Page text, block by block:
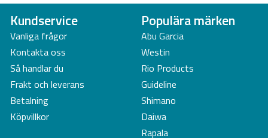
Kundservice
Vanliga frågor
Kontakta oss
Så handlar du
Frakt och leverans
Betalning
Köpvillkor
Populära märken
Abu Garcia
Westin
Rio Products
Guideline
Shimano
Daiwa
Rapala